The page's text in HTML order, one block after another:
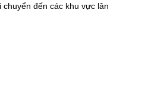
đến các khu vực lân